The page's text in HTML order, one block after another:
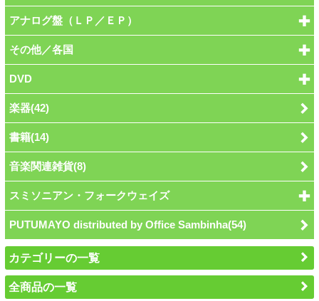
アナログ盤（ＬＰ／ＥＰ）
その他／各国
DVD
楽器(42)
書籍(14)
音楽関連雑貨(8)
スミソニアン・フォークウェイズ
PUTUMAYO distributed by Office Sambinha(54)
カテゴリーの一覧
全商品の一覧